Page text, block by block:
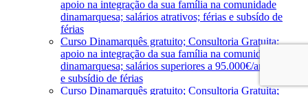
apoio na integração da sua família na comunidade
dinamarquesa; salários atrativos; férias e subsído de
férias
Curso Dinamarquês gratuito; Consultoria Gratuita;
apoio na integração da sua família na comunidade
dinamarquesa; salários superiores a 95.000€/ano; férias
e subsídio de férias
Curso Dinamarquês gratuito; Consultoria Gratuita;